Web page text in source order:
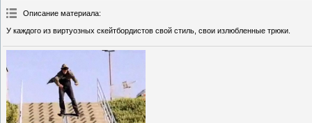
Описание материала:
У каждого из виртуозных скейтбордистов свой стиль, свои излюбленные трюки.